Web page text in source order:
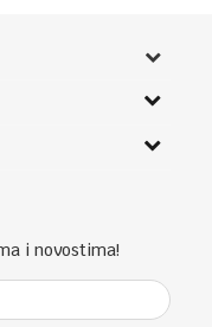
i novostima!